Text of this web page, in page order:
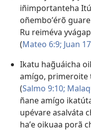
iñimportanteha
oñemboʼérõ guare
Ru reiméva
(Mateo 6:9; Juan
Ikatu hag̃uáicha
amígo, primeroite
(Salmo 9:10;
ñane amígo
upévare asalváta
haʼe oikuaa porã